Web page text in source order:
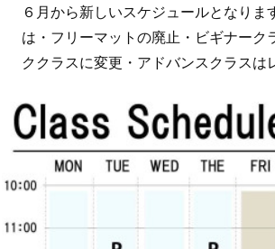
６月から新しいスケジュールとなりま
は・フリーマットの廃止・ビギナーク
ククラスに変更・アドバンスクラス